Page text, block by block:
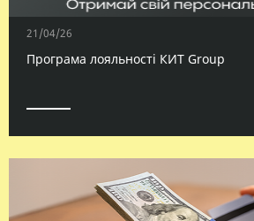
21/04/26
Програма лояльності КИТ Group